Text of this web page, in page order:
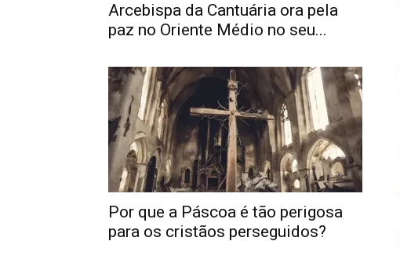
Arcebispa da Cantuária ora pela
paz no Oriente Médio no seu...
Por que a Páscoa é tão perigosa
para os cristãos perseguidos?